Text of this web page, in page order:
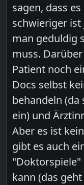
sagen, dass
schwieriger
man geduldig
muss.
Patient noch
Docs selbst
behandeln
ein) und
Aber es ist
gibt es auch
"Doktorspiele"
kann (das